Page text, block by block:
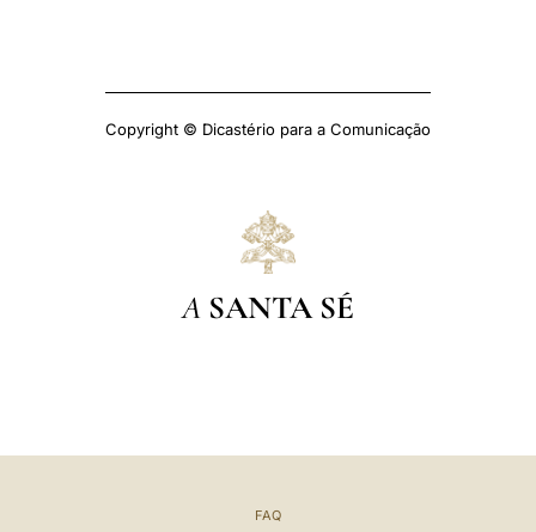
Copyright © Dicastério para a Comunicação
A SANTA SÉ
FAQ